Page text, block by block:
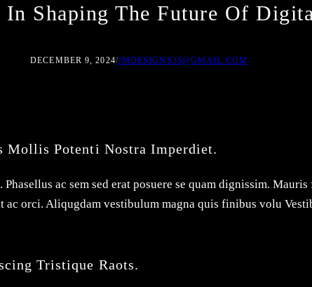
Shaping The Future Of
DECEMBER 9, 2024/JMDESIGNS35@GMAIL.COM
Mollis Potenti Nostra Imperdiet.
ac sem sed erat posuere se quam dignissim.
orci. Aliqugdam vestibulum magna quis finibus volu
Tristique Raots.